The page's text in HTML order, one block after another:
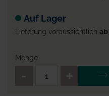
Auf Lager
Lieferung voraussichtlich ab
Menge